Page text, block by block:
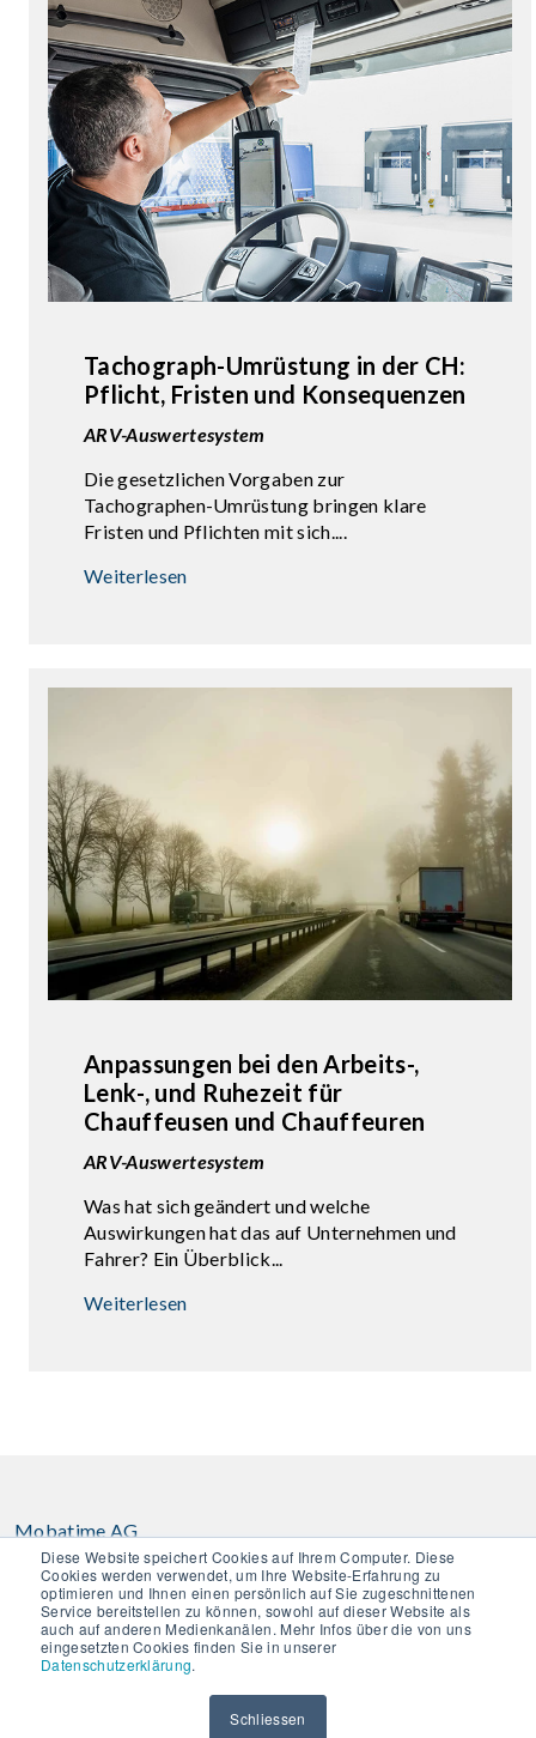
Diese Website speichert Cookies auf Ihrem Computer. Diese
Cookies werden verwendet, um Ihre Website-Erfahrung zu
optimieren und Ihnen einen persönlich auf Sie zugeschnittenen
Service bereitstellen zu können, sowohl auf dieser Website als
auch auf anderen Medienkanälen. Mehr Infos über die von uns
eingesetzten Cookies finden Sie in unserer
Datenschutzerklärung.
Schliessen
Tachograph-Umrüstung in der CH:
Pflicht, Fristen und Konsequenzen
ARV-Auswertesystem
Die gesetzlichen Vorgaben zur
Tachographen-Umrüstung bringen klare
Fristen und Pflichten mit sich....
Weiterlesen
Anpassungen bei den Arbeits-,
Lenk-, und Ruhezeit für
Chauffeusen und Chauffeuren
ARV-Auswertesystem
Was hat sich geändert und welche
Auswirkungen hat das auf Unternehmen und
Fahrer? Ein Überblick...
Weiterlesen
Mobatime AG
Stettbachstrasse 5
8600 Dübendorf
T: +41 44 802 75 75
info-d@mobatime.ch